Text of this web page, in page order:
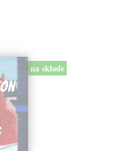
na sklade